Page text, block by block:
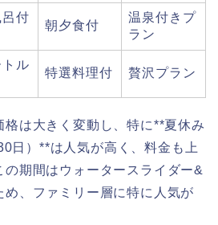
付
朝夕食付
温泉付きプ
ラン
ル
特選料理付 贅沢プラン
は大きく変動し、特に**夏休み
日）**は人気が高く、料金も上
期間はウォータースライダー&
め、ファミリー層に特に人気が